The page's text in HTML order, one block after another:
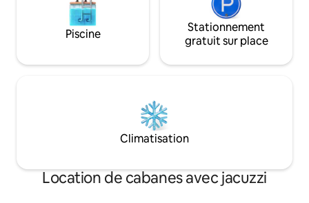
Piscine
Stationnement
gratuit sur place
Climatisation
Location de cabanes avec jacuzzi